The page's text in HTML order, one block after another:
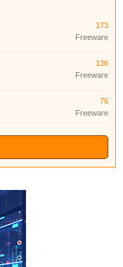
173
Freeware
136
Freeware
76
Freeware